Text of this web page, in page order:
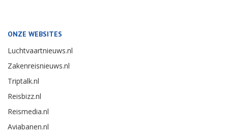
ONZE WEBSITES
Luchtvaartnieuws.nl
Zakenreisnieuws.nl
Triptalk.nl
Reisbizz.nl
Reismedia.nl
Aviabanen.nl